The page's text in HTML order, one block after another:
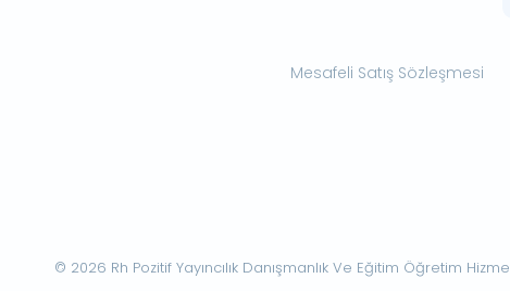
Mesafeli Satış Sözleşmesi
© 2026 Rh Pozitif Yayıncılık Danışmanlık Ve Eğitim Öğretim